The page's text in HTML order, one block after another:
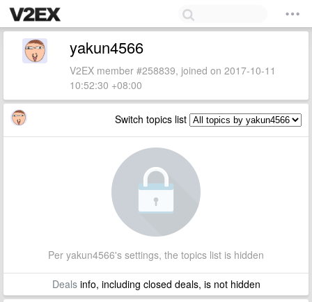
yakun4566
V2EX member #258839, joined on 2017-10-11
10:52:30 +08:00
Switch topics list
Per yakun4566's settings, the topics list is hidden
Dealsinfo, including closed deals, is not hidden